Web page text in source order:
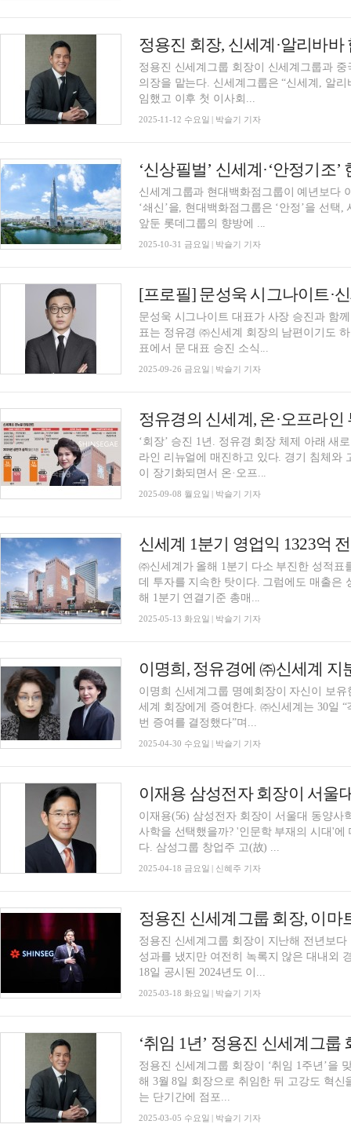
정용진 회장, 신세계·알리바
정용진 신세계그룹 회장이 신세계그룹과
의장을 맡는다. 신세계그룹은 “신세계, 알리바바 JV는 최근 주주총회를 열어 이사회 멤버를 선
임했고 이후 첫 이사회...
2025-11-12 수요일 | 박슬기 기자
신세계그룹과 현대백화점그룹이 예년보다
‘쇄신’을, 현대백화점그룹은 ‘안정’을 선
앞둔 롯데그룹의 향방에 ...
2025-10-31 금요일 | 박슬기 기자
[프로필] 문성욱 시그나이트·
문성욱 시그나이트 대표가 사장 승진과 함
표는 정유경 ㈜신세계 회장의 남편이기도 하다. 신세계그룹은 26일 2026년 정기 임원
표에서 문 대표 승진 소식...
2025-09-26 금요일 | 박슬기 기자
정유경의 신세계, 온·오프라인
‘회장’ 승진 1년. 정유경 회장 체제 아래 새
라인 리뉴얼에 매진하고 있다. 경기 침체와
이 장기화되면서 온·오프...
2025-09-08 월요일 | 박슬기 기자
㈜신세계가 올해 1분기 다소 부진한 성적
데 투자를 지속한 탓이다. 그럼에도 매출은 성장
해 1분기 연결기준 총매...
2025-05-13 화요일 | 박슬기 기자
이명희 신세계그룹 명예회장이 자신이 보유한 ㈜신
세계 회장에게 증여한다. ㈜신세계는 30일 “각 부문 독립경영과 책임경영을 공고히 하고자 이
번 증여를 결정했다”며...
2025-04-30 수요일 | 박슬기 기자
이재용(56) 삼성전자 회장이 서울대 동양
사학을 선택했을까? '인문학 부재의 시대'
다. 삼성그룹 창업주 고(故) ...
2025-04-18 금요일 | 신혜주 기자
정용진 신세계그룹 회장, 이마
정용진 신세계그룹 회장이 지난해 전년보
성과를 냈지만 여전히 녹록지 않은 대내외
18일 공시된 2024년도 이...
2025-03-18 화요일 | 박슬기 기자
정용진 신세계그룹 회장이 ‘취임 1주년’을 맞아 “성
해 3월 8일 회장으로 취임한 뒤 고강도 혁
는 단기간에 점포...
2025-03-05 수요일 | 박슬기 기자